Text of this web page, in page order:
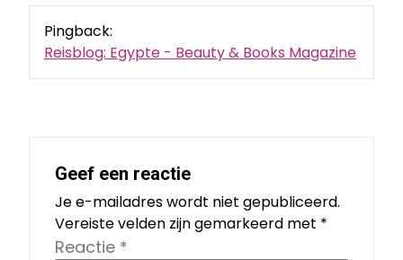
Pingback:
Reisblog: Egypte - Beauty & Books Magazine
Geef een reactie
Je e-mailadres wordt niet gepubliceerd.
Vereiste velden zijn gemarkeerd met *
Reactie *